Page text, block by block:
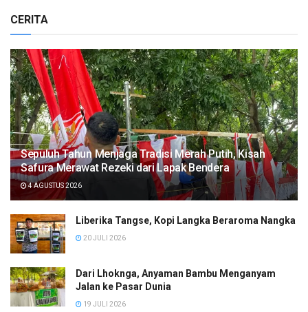
CERITA
Sepuluh Tahun Menjaga Tradisi Merah Putih, Kisah
Safura Merawat Rezeki dari Lapak Bendera
4 AGUSTUS 2026
Liberika Tangse, Kopi Langka Beraroma Nangka
20 JULI 2026
Dari Lhoknga, Anyaman Bambu Menganyam
Jalan ke Pasar Dunia
19 JULI 2026